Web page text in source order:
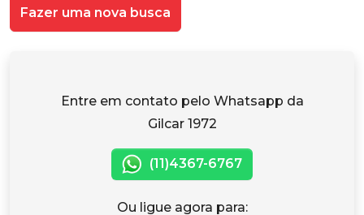
Fazer uma nova busca
Entre em contato pelo Whatsapp da
Gilcar 1972
(11)4367-6767
Ou ligue agora para: